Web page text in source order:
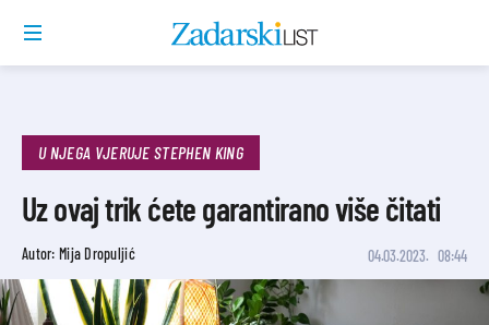
U NJEGA VJERUJE STEPHEN KING
Uz ovaj trik ćete garantirano više čitati
Autor: Mija Dropuljić 04.03.2023. 08:44